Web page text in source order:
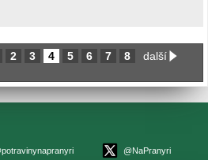
2 3 4 5 6 7 8
další
@NaPranyri